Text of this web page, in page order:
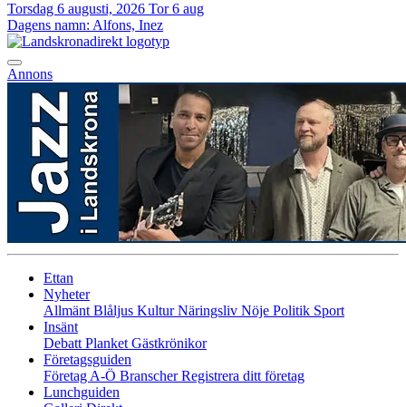
Torsdag 6 augusti, 2026 Tor 6 aug
Dagens namn: Alfons, Inez
Annons
Ettan
Nyheter
Allmänt Blåljus KulturNäringsliv Nöje Politik Sport
Insänt
Debatt Planket Gästkrönikor
Företagsguiden
Företag A-Ö BranscherRegistrera ditt företag
Lunchguiden